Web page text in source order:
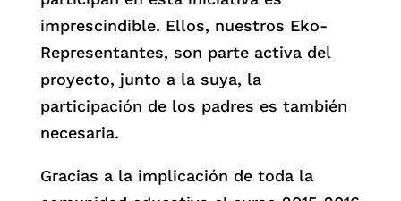
imprescindible. Ellos, nuestros Eko-
Representantes, son parte activa del
proyecto, junto a la suya, la
participación de los padres es también
necesaria.
Gracias a la implicación de toda la